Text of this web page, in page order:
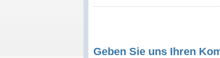
Geben Sie uns Ihren